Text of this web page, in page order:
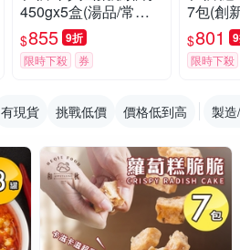
450gx5盒(湯品/常溫
調理包/加熱即食)
$855 9折
限時下殺 券
7包(創
感/港
傳統風
購)
$801
限時下殺
有現貨 挑戰低價 價格低到高 製